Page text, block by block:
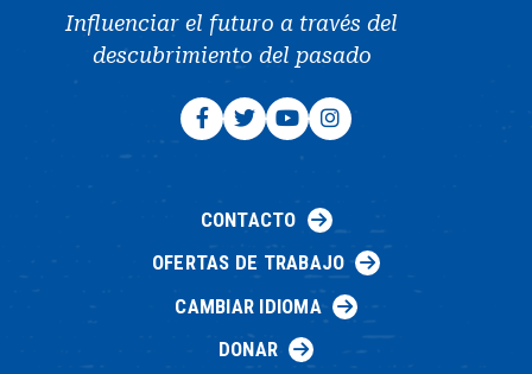
Influenciar el futuro a través del
descubrimiento del pasado
CONTACTO
OFERTAS DE TRABAJO
CAMBIAR IDIOMA
DONAR